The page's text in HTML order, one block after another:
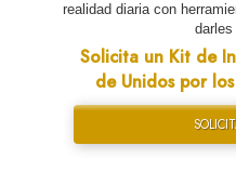
realidad diaria con
Solicita un Kit de
de Unidos por